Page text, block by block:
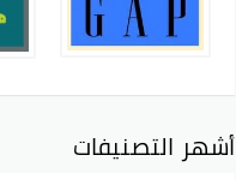
أشهر التصنيفات